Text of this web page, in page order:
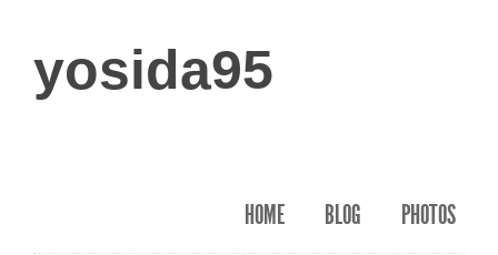
yosida95
HOME BLOG PHOTOS